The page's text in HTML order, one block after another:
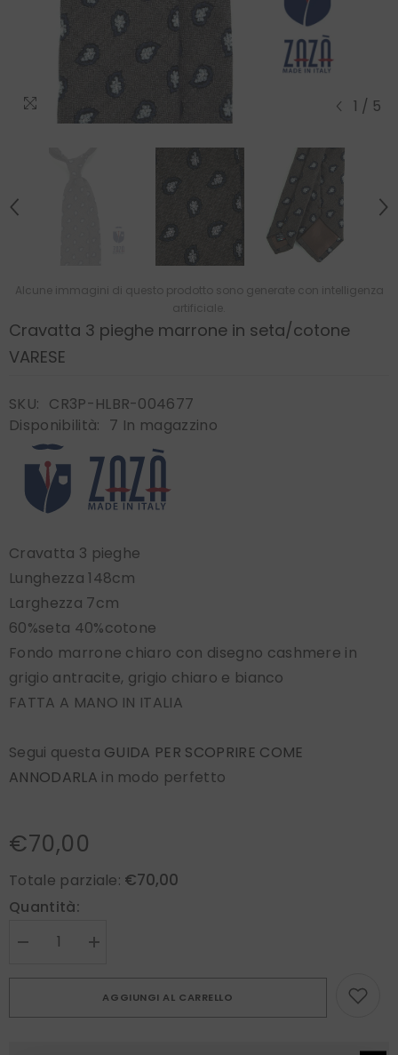
1 / 5
Alcune immagini di questo prodotto sono generate con intelligenza
artificiale.
Cravatta 3 pieghe marrone in seta/cotone
VARESE
SKU: CR3P-HLBR-004677
Disponibilità: 7 In magazzino
Cravatta 3 pieghe
Lunghezza 148cm
Larghezza 7cm
60%seta 40%cotone
Fondo marrone chiaro con disegno cashmere in
grigio antracite, grigio chiaro e bianco
FATTA A MANO IN ITALIA
Segui questa GUIDA PER SCOPRIRE COME
ANNODARLA in modo perfetto
€70,00
Totale parziale: €70,00
Quantità:
Diminuire
quantità
3
Aumenta
quantità
Cravatta
3
AGGIUNGI AL CARRELLO